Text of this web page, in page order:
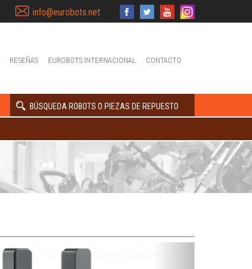
info@eurobots.net
RESEÑAS EUROBOTS INTERNACIONAL CONTACTO
BÚSQUEDA ROBOTS O PIEZAS DE REPUESTO